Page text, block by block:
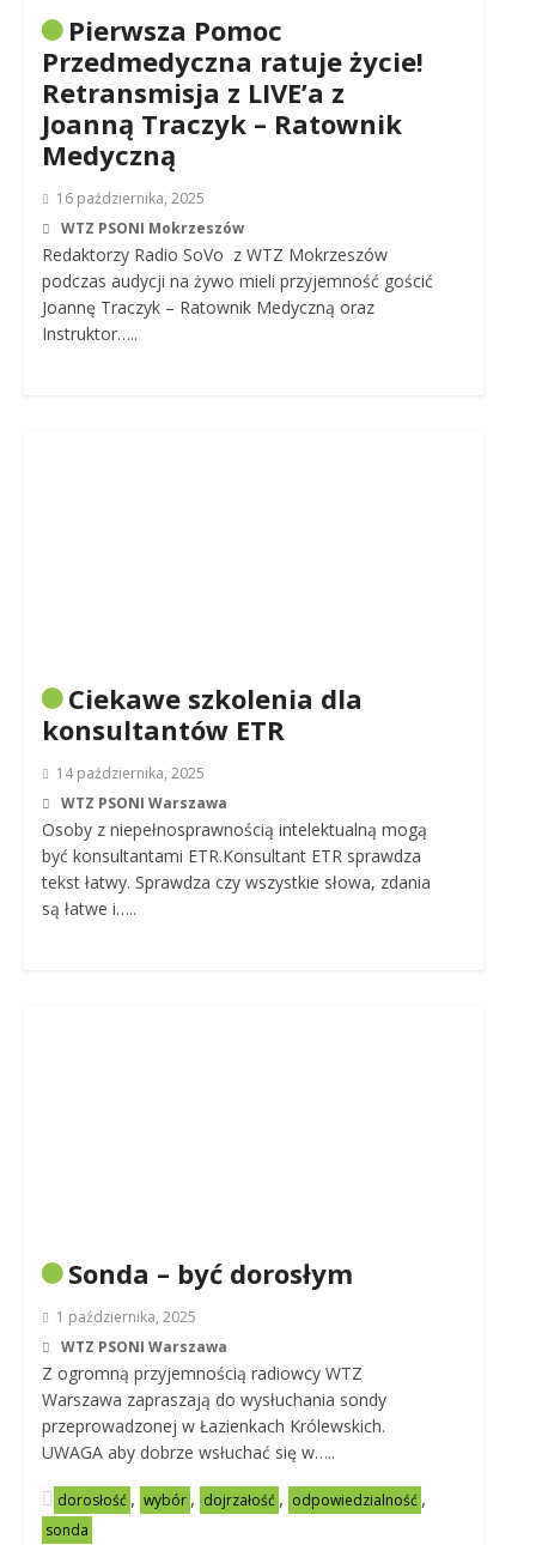
Pierwsza Pomoc
Przedmedyczna ratuje życie!
Retransmisja z LIVE’a z
Joanną Traczyk – Ratownik
Medyczną
16 października, 2025
WTZ PSONI Mokrzeszów
Redaktorzy Radio SoVo z WTZ Mokrzeszów
podczas audycji na żywo mieli przyjemność gościć
Joannę Traczyk – Ratownik Medyczną oraz
Instruktor…..
Ciekawe szkolenia dla
konsultantów ETR
14 października, 2025
WTZ PSONI Warszawa
Osoby z niepełnosprawnością intelektualną mogą
być konsultantami ETR.Konsultant ETR sprawdza
tekst łatwy. Sprawdza czy wszystkie słowa, zdania
są łatwe i…..
Sonda – być dorosłym
1 października, 2025
WTZ PSONI Warszawa
Z ogromną przyjemnością radiowcy WTZ
Warszawa zapraszają do wysłuchania sondy
przeprowadzonej w Łazienkach Królewskich.
UWAGA aby dobrze wsłuchać się w…..
dorosłość , wybór , dojrzałość , odpowiedzialność ,
sonda